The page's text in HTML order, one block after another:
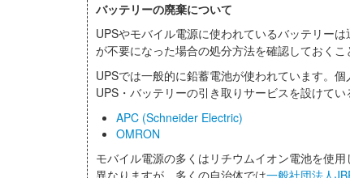
バッテリーの廃棄について
UPSやモバイル電源に使われているバッテリー
が不要になった場合の処分方法を確認しておくこ
UPSでは一般的に鉛蓄電池が使われています。
UPS・バッテリーの引き取りサービスを設けてい
APC (Schneider Electric)
OMRON
モバイル電源の多くはリチウムイオン電池を使
異なりますが、多くの自治体では一般社団法人